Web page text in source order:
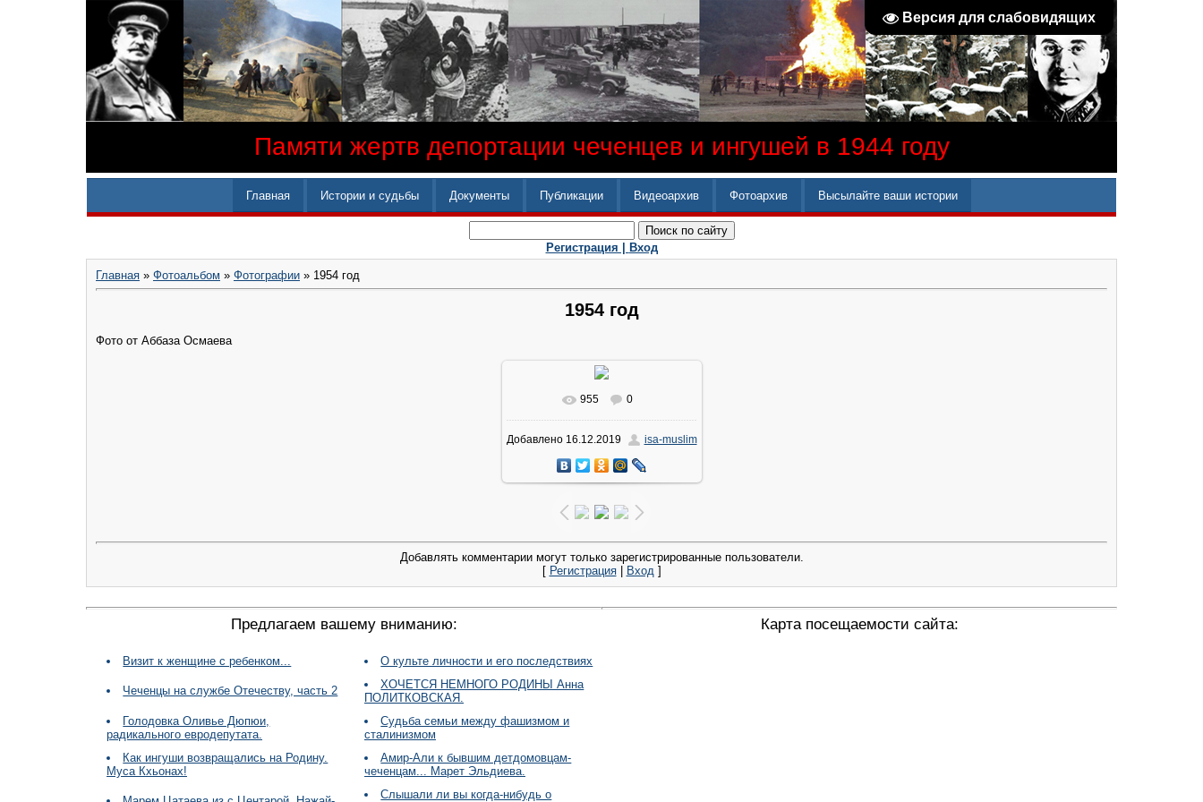
Версия для слабовидящих
Памяти жертв депортации чеченцев и ингушей в 1944 году
Главная Истории и судьбы Документы Публикации Видеоархив Фотоархив Высылайте ваши истории
Регистрация | Вход
Главная » Фотоальбом » Фотографии » 1954 год
1954 год
Фото от Аббаза Осмаева
В реальном размере
56.7Kb
955 0
Добавлено16.12.2019 isa-muslim
Добавлять комментарии могут только зарегистрированные пользователи.
[ Регистрация| Вход]
Предлагаем вашему вниманию:
Визит к женщине с ребенком... О культе личности и его последствиях
Чеченцы на службе Отечеству, часть 2
ХОЧЕТСЯ НЕМНОГО РОДИНЫ Анна
ПОЛИТКОВСКАЯ.
Голодовка Оливье Дюпюи,
радикального евродепутата.
Судьба семьи между фашизмом и
сталинизмом
Как ингуши возвращались на Родину.
Муса Кхьонах!
Aмир-Али к бывшим детдомовцам-
чеченцам... Марет Эльдиева.
Слышали ли вы когда-нибудь о
Карта посещаемости сайта: